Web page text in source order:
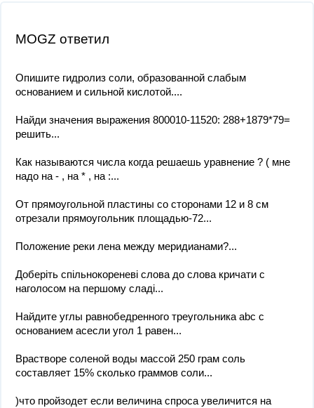
MOGZ ответил
Опишите гидролиз соли, образованной слабым
основанием и сильной кислотой....
Найди значения выражения 800010-11520: 288+1879*79=
решить...
Как называются числа когда решаешь уравнение ? ( мне
надо на - , на * , на :...
От прямоугольной пластины со сторонами 12 и 8 см
отрезали прямоугольник площадью-72...
Положение реки лена между меридианами?...
Доберіть спільнокореневі слова до слова кричати с
наголосом на першому сладі...
Найдите углы равнобедренного треугольника abc с
основанием acесли угол 1 равен...
Врастворе соленой воды массой 250 грам соль
составляет 15% сколько граммов соли...
)что пройзодет если величина спроса увеличится на